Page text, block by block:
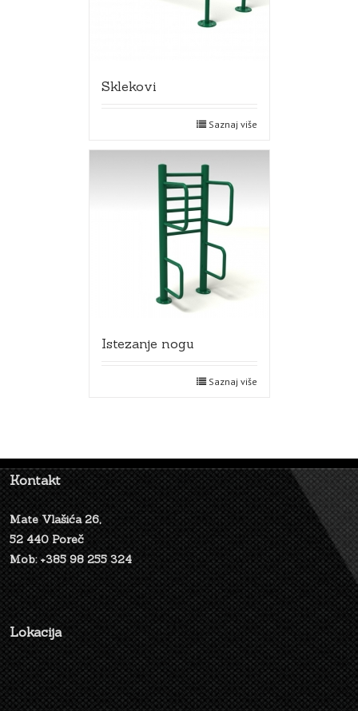
Sklekovi
Saznaj više
Istezanje nogu
Saznaj više
Kontakt
Mate Vlašića 26,
52 440 Poreč
Mob: +385 98 255 324
Lokacija